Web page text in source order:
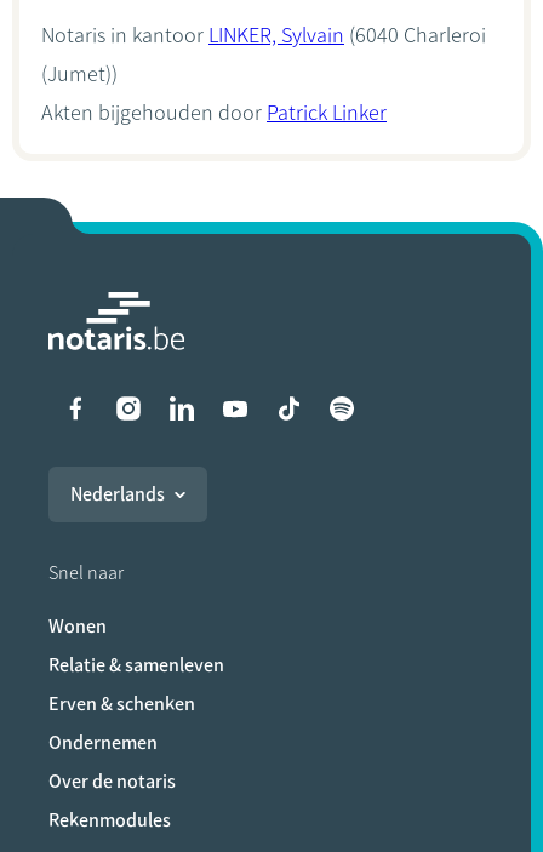
Notaris in kantoor LINKER, Sylvain (6040 Charleroi
(Jumet))
Akten bijgehouden door Patrick Linker
Liens vers les réseaux
Nederlands
Snel naar
Wonen
Relatie & samenleven
Erven & schenken
Ondernemen
Over de notaris
Rekenmodules